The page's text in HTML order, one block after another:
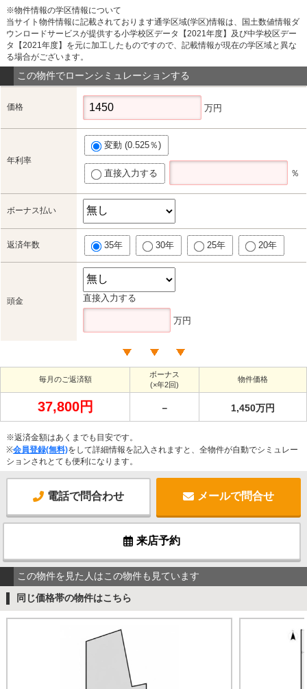
※物件情報の学区情報について
当サイト物件情報に記載されております通学区域(学区)情報は、国土数値情報ダ
ウンロードサービスが提供する小学校区データ【2021年度】及び中学校区デー
タ【2021年度】を元に加工したものですので、記載情報が現在の学区域と異な
る場合がございます。
この物件でローンシミュレーションする
価格 万円
年利率
変動 (0.525％)
直接入力する ％
ボーナス払い
返済年数 35年 30年 25年 20年
頭金 直接入力する
万円
毎月のご返済額
ボーナス
(×年2回)
物件価格
37,800円 － 1,450万円
※返済金額はあくまでも目安です。
※会員登録(無料)をして詳細情報を記入されますと、全物件が自動でシミュレー
ションされとても便利になります。
電話で問合わせ メールで問合せ
来店予約
この物件を見た人はこの物件も見ています
同じ価格帯の物件はこちら